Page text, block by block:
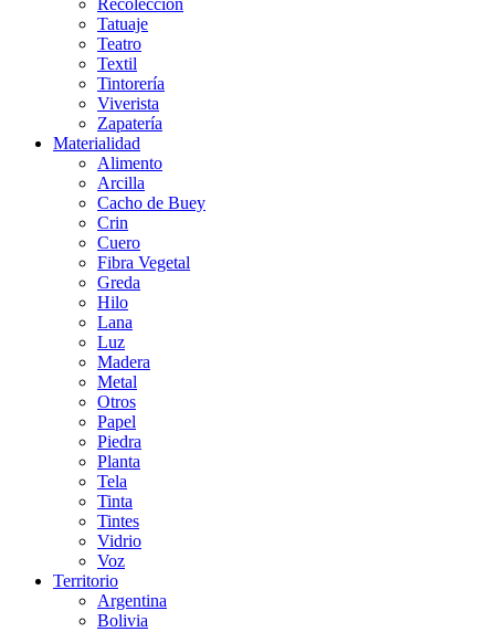
Tatuaje
Teatro
Textil
Tintorería
Viverista
Zapatería
Materialidad
Alimento
Arcilla
Cacho de Buey
Crin
Cuero
Fibra Vegetal
Greda
Hilo
Lana
Luz
Madera
Metal
Otros
Papel
Piedra
Planta
Tela
Tinta
Tintes
Vidrio
Voz
Territorio
Argentina
Bolivia